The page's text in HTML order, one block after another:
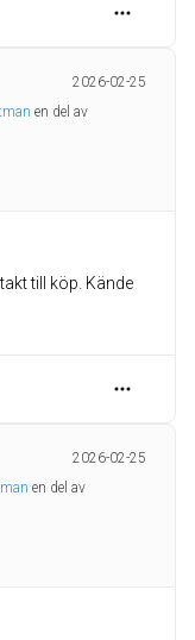
2026-02-25
en del av
till köp. Kände
2026-02-25
en del av